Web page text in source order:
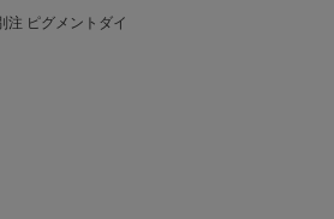
注 ピグメントダイ